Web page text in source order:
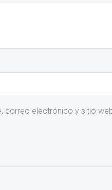
correo electrónico y sitio